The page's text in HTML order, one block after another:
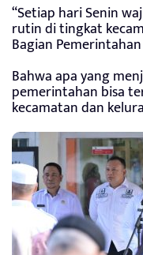
“Setiap hari Senin
rutin di tingkat
Bagian
Bahwa apa yang
pemerintahan bisa
kecamatan dan